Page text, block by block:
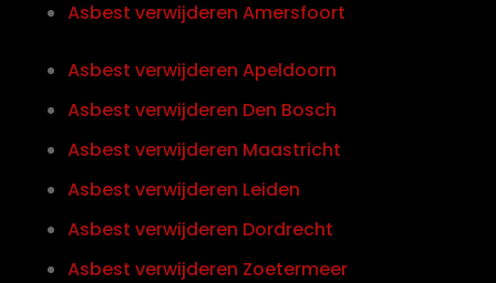
Asbest verwijderen Amersfoort
Asbest verwijderen Apeldoorn
Asbest verwijderen Den Bosch
Asbest verwijderen Maastricht
Asbest verwijderen Leiden
Asbest verwijderen Dordrecht
Asbest verwijderen Zoetermeer